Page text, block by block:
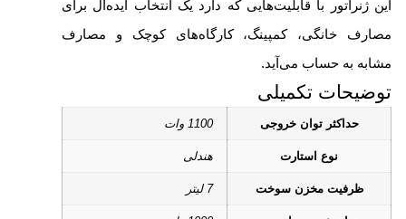
این ژنراتور با قابلیت‌هایی که دارد یک انتخاب ایده‌آل برای
مصارف خانگی، کمپینگ، کارگاه‌های کوچک و مصارف
مشابه به حساب می‌آید.
توضیحات تکمیلی
حداکثر توان خروجی 1100 وات
نوع استارت هندلی
ظرفیت مخزن سوخت 7 لیتر